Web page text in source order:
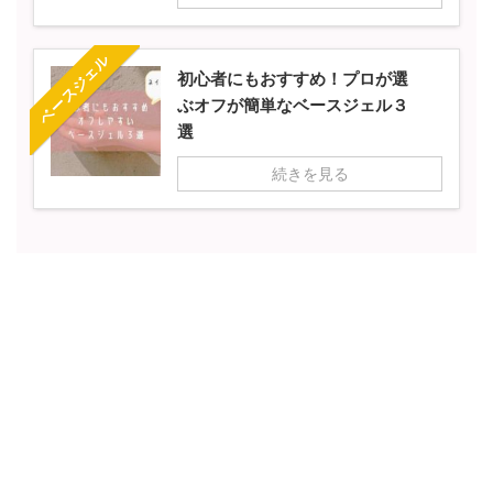
ベースジェル
初心者にもおすすめ！プロが選
ぶオフが簡単なベースジェル３
選
続きを見る